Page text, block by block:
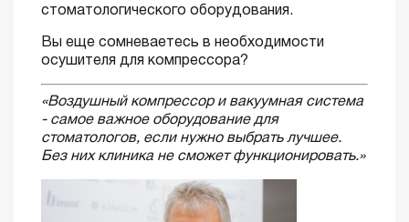
стоматологического оборудования.
Вы еще сомневаетесь в необходимости
осушителя для компрессора?
«Воздушный компрессор и вакуумная система
- самое важное оборудование для
стоматологов, если нужно выбрать лучшее.
Без них клиника не сможет функционировать.»